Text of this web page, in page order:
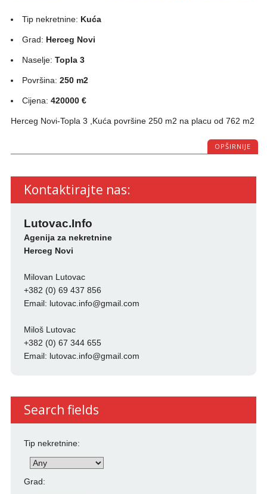
Tip nekretnine: Kuća
Grad: Herceg Novi
Naselje:Topla 3
Površina:250 m2
Cijena:420000 €
Herceg Novi-Topla 3 ,Kuća površine 250 m2 na placu od 762 m2
OPŠIRNIJE
Kontaktirajte nas:
Lutovac.Info
Agenija za nekretnine
Herceg Novi
Milovan Lutovac
+382 (0) 69 437 856
Email: lutovac.info@gmail.com
Miloš Lutovac
+382 (0) 67 344 655
Email: lutovac.info@gmail.com
Search fields
Tip nekretnine:
Grad: